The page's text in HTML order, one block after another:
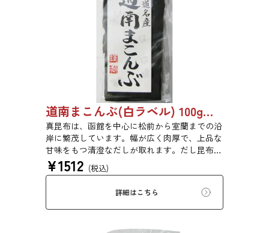
道南まこんぶ(白ラベル) 100g 6816
真昆布は、函館を中心に松前から室蘭までの沿
岸に繁茂しています。幅が広く肉厚で、上品な
甘味をもつ清澄なだしが取れます。だし昆布、
塩昆布、おぼろ昆布、とろろ昆布、佃煮、バッ
テラなどに用いられます。
¥1512 (税込)
詳細はこちら